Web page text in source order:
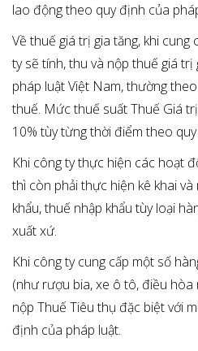
lao động theo quy định của
Về thuế giá trị gia tăng, khi cung
ty sẽ tính, thu và nộp thuế giá
pháp luật Việt Nam, thường
thuế. Mức thuế suất Thuế Giá
10% tùy từng thời điểm theo
Khi công ty thực hiện các hoạt
thì còn phải thực hiện kê khai
khẩu, thuế nhập khẩu tùy loại
xuất xứ.
Khi công ty cung cấp một số
(như rượu bia, xe ô tô, điều
nộp Thuế Tiêu thụ đặc biệt với
định của pháp luật.